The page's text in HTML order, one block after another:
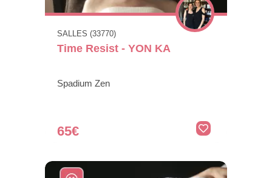
SALLES (33770)
Time Resist - YON KA
Spadium Zen
65€